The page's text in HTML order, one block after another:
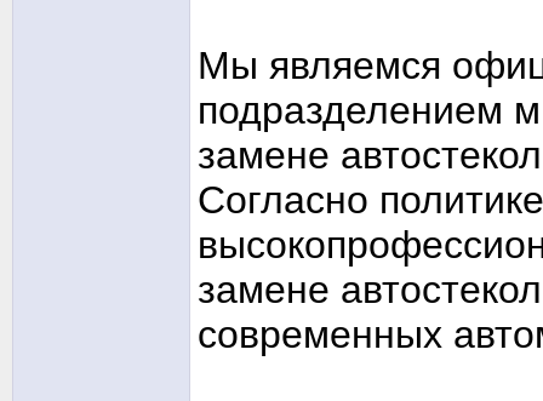
Мы являемся
подразделением
замене
Согласно
замене
современных